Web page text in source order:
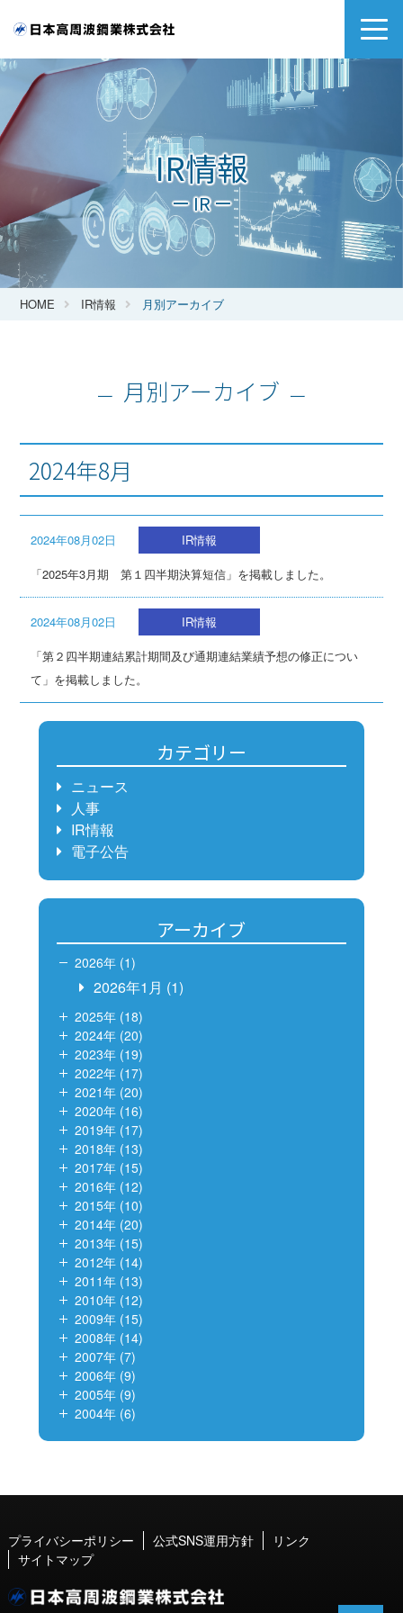
IR情報
ー IR ー
HOME IR情報 月別アーカイブ
月別アーカイブ
2024年8月
2024年08月02日
IR情報
「2025年3月期 第１四半期決算短信」を掲載しました。
2024年08月02日
IR情報
「第２四半期連結累計期間及び通期連結業績予想の修正につい
て」を掲載しました。
カテゴリー
ニュース
人事
IR情報
電子公告
アーカイブ
2026年 (1)
2026年1月 (1)
2025年 (18)
2024年 (20)
2023年 (19)
2022年 (17)
2021年 (20)
2020年 (16)
2019年 (17)
2018年 (13)
2017年 (15)
2016年 (12)
2015年 (10)
2014年 (20)
2013年 (15)
2012年 (14)
2011年 (13)
2010年 (12)
2009年 (15)
2008年 (14)
2007年 (7)
2006年 (9)
2005年 (9)
2004年 (6)
プライバシーポリシー 公式SNS運用方針
リンク
サイトマップ